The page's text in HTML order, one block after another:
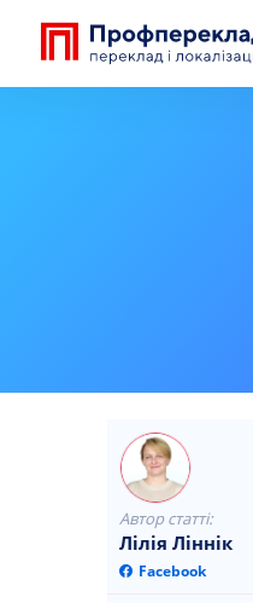
Автор статті:
Лілія Ліннік
Facebook